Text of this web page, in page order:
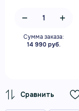
Сумма заказа:
14 990 руб.